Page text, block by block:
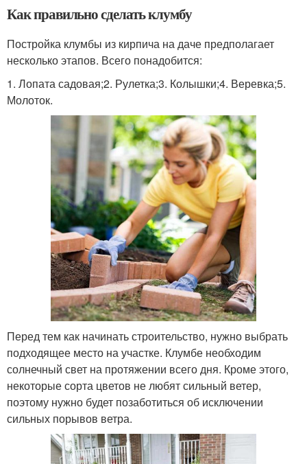
Как правильно сделать клумбу
Постройка клумбы из кирпича на даче предполагает
несколько этапов. Всего понадобится:
1. Лопата садовая;2. Рулетка;3. Колышки;4. Веревка;5.
Молоток.
Перед тем как начинать строительство, нужно выбрать
подходящее место на участке. Клумбе необходим
солнечный свет на протяжении всего дня. Кроме этого,
некоторые сорта цветов не любят сильный ветер,
поэтому нужно будет позаботиться об исключении
сильных порывов ветра.